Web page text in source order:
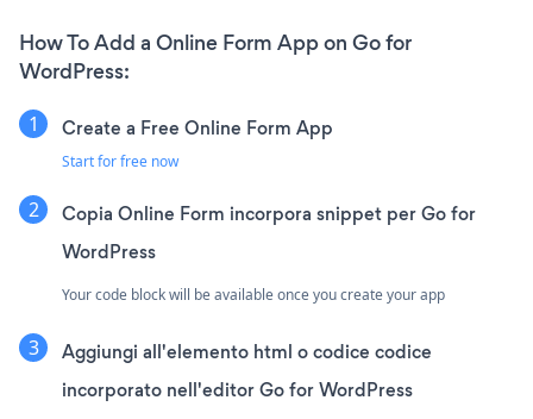
How To Add a Online Form App on Go for
WordPress:
Create a Free Online Form App
Start for free now
Copia Online Form incorpora snippet per Go for
WordPress
Your code block will be available once you create your app
Aggiungi all'elemento html o codice codice
incorporato nell'editor Go for WordPress